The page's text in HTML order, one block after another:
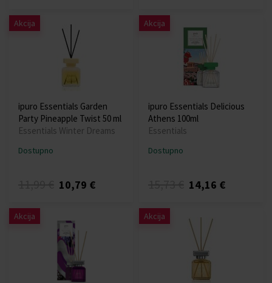
Akcija
ipuro Essentials Garden
Party Pineapple Twist 50 ml
Essentials Winter Dreams
Dostupno
10,79 €
Akcija
ipuro Essentials Delicious
Athens 100ml
Essentials
Dostupno
14,16 €
Akcija Akcija